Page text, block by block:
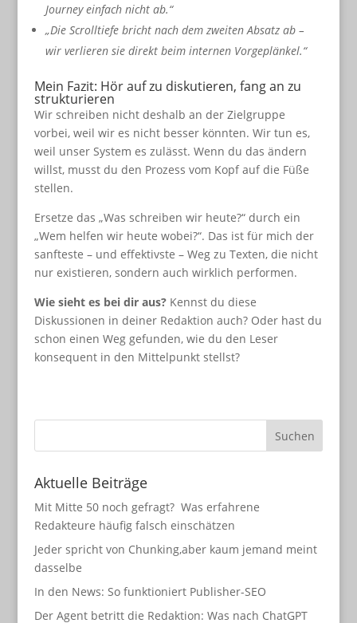
Journey einfach nicht ab.“
„Die Scrolltiefe bricht nach dem zweiten Absatz ab –
wir verlieren sie direkt beim internen Vorgeplänkel.“
Mein Fazit: Hör auf zu diskutieren, fang an zu
strukturieren
Wir schreiben nicht deshalb an der Zielgruppe
vorbei, weil wir es nicht besser könnten. Wir tun es,
weil unser System es zulässt. Wenn du das ändern
willst, musst du den Prozess vom Kopf auf die Füße
stellen.
Ersetze das „Was schreiben wir heute?“ durch ein
„Wem helfen wir heute wobei?“. Das ist für mich der
sanfteste – und effektivste – Weg zu Texten, die nicht
nur existieren, sondern auch wirklich performen.
Wie sieht es bei dir aus?Kennst du diese
Diskussionen in deiner Redaktion auch? Oder hast du
schon einen Weg gefunden, wie du den Leser
konsequent in den Mittelpunkt stellst?
Aktuelle Beiträge
Mit Mitte 50 noch gefragt? Was erfahrene
Redakteure häufig falsch einschätzen
Jeder spricht von Chunking,aber kaum jemand meint
dasselbe
In den News: So funktioniert Publisher-SEO
Der Agent betritt die Redaktion: Was nach ChatGPT